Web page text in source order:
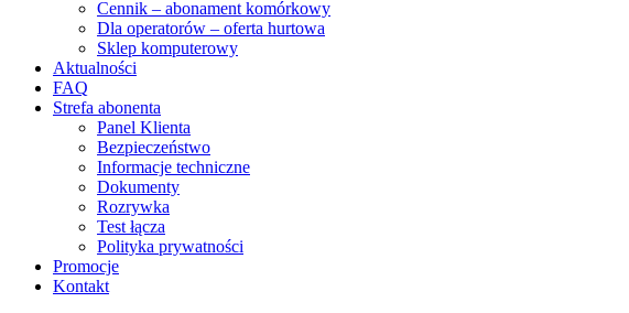
Cennik – abonament komórkowy
Dla operatorów – oferta hurtowa
Sklep komputerowy
Aktualności
FAQ
Strefa abonenta
Panel Klienta
Bezpieczeństwo
Informacje techniczne
Dokumenty
Rozrywka
Test łącza
Polityka prywatności
Promocje
Kontakt